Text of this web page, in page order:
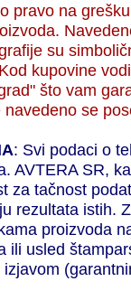
pravo na
su
kupovine
što vam
navedeno se
: Svi podaci o
AVTERA SR,
za tačnost
rezultata istih.
proizvoda
ili usled